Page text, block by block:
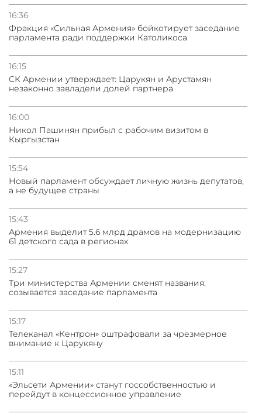
16:36
Фракция «Сильная Армения» бойкотирует заседание
парламента ради поддержки Католикоса
16:15
СК Армении утверждает: Царукян и Арустамян
незаконно завладели долей партнера
16:00
Никол Пашинян прибыл с рабочим визитом в
Кыргызстан
15:54
Новый парламент обсуждает личную жизнь депутатов,
а не будущее страны
15:43
Армения выделит 5.6 млрд драмов на модернизацию
61 детского сада в регионах
15:27
Три министерства Армении сменят названия:
созывается заседание парламента
15:17
Телеканал «Кентрон» оштрафовали за чрезмерное
внимание к Царукяну
15:11
«Эльсети Армении» станут госсобственностью и
перейдут в концессионное управление
условии прекращения огня